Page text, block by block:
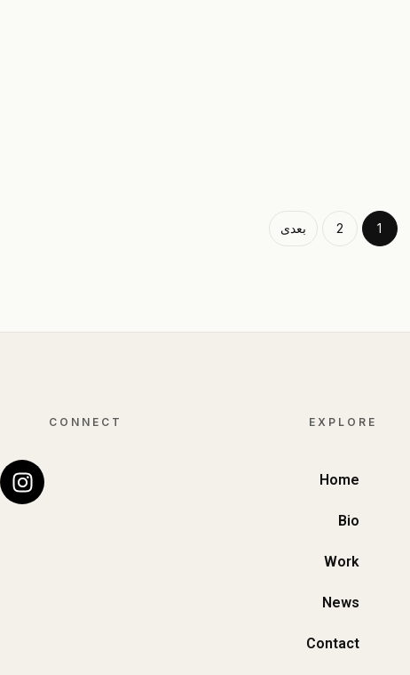
1
2 بعدی
EXPLORE
Home
Bio
Work
News
Contact
CONNECT